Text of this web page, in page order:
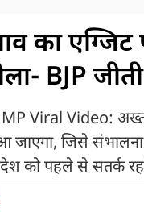
का एग्जिट
BJP
Viral Video:
जाएगा, जिसे
को पहले से सतर्क